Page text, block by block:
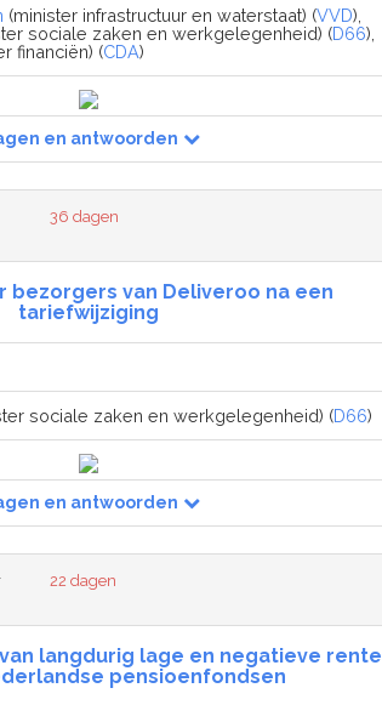
(minister infrastructuur en waterstaat) (VVD),
sociale zaken en werkgelegenheid) (D66),
financiën) (CDA)
en antwoorden
36 dagen
bezorgers van Deliveroo na een
tariefwijziging
sociale zaken en werkgelegenheid) (D66)
en antwoorden
22 dagen
langdurig lage en negatieve rente
pensioenfondsen